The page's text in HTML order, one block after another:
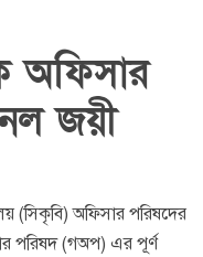
অফিসার
জয়ী
(সিকৃবি) অফিসার পরিষদের
পরিষদ (গঅপ) এর পূর্ণ